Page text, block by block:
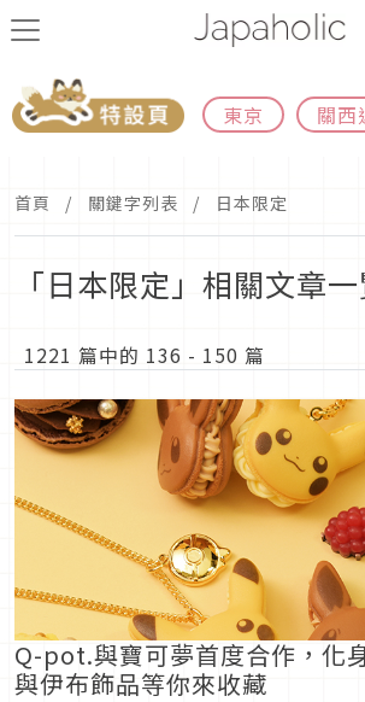
東京 關西
首頁 關鍵字列表 日本限定
「日本限定」相關文章
1221 篇中的 136 - 150 篇
Q-pot.與寶可夢首度合作，化
與伊布飾品等你來收藏